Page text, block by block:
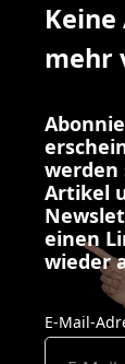
mehr
werden
Artikel
einen
wieder
E-Mail-